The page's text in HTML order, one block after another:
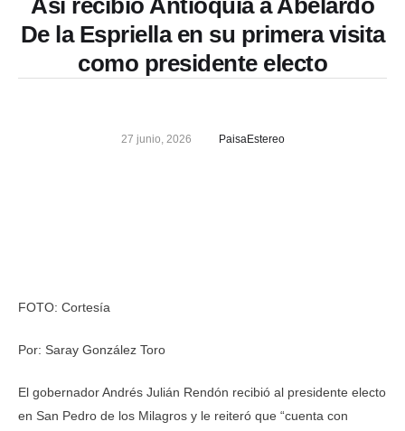
Así recibió Antioquia a Abelardo
De la Espriella en su primera visita
como presidente electo
27 junio, 2026 PaisaEstereo
FOTO: Cortesía
Por: Saray González Toro
El gobernador Andrés Julián Rendón recibió al presidente electo
en San Pedro de los Milagros y le reiteró que “cuenta con